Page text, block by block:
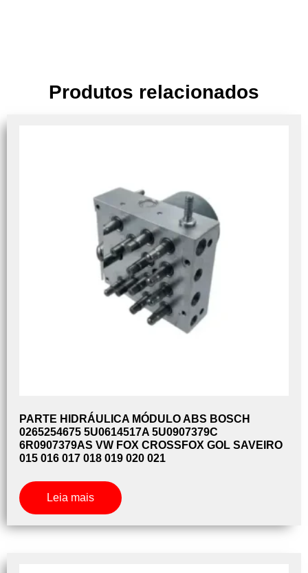
Produtos relacionados
PARTE HIDRÁULICA MÓDULO ABS BOSCH
0265254675 5U0614517A 5U0907379C
6R0907379AS VW FOX CROSSFOX GOL SAVEIRO
015 016 017 018 019 020 021
Leia mais